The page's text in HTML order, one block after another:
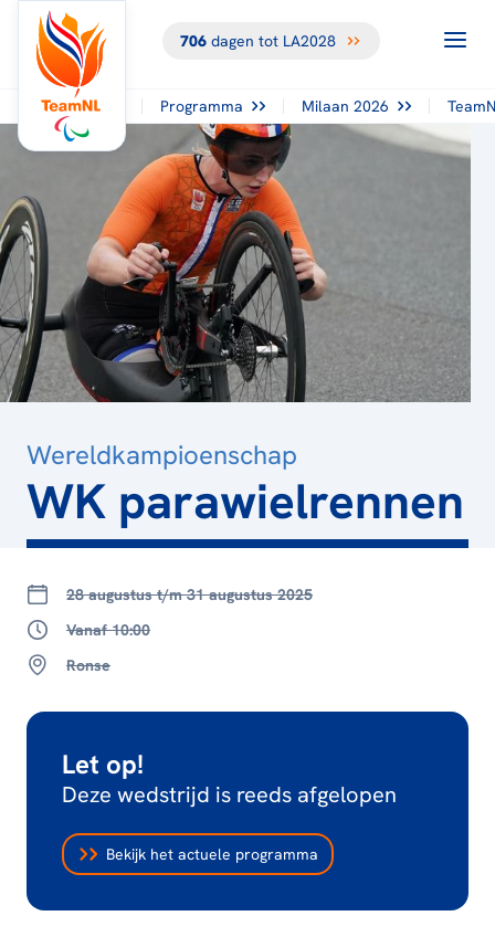
706dagen tot LA2028
Programma Milaan 2026
Wereldkampioenschap
WK parawielrennen
28 augustus t/m 31 augustus 2025
Vanaf 10:00
Ronse
Let op!
Deze wedstrijd is reeds afgelopen
Bekijk het actuele programma
TERUG NAAR
OVERZICHT